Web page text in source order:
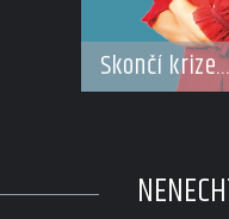
Skončí krize
Trmalových